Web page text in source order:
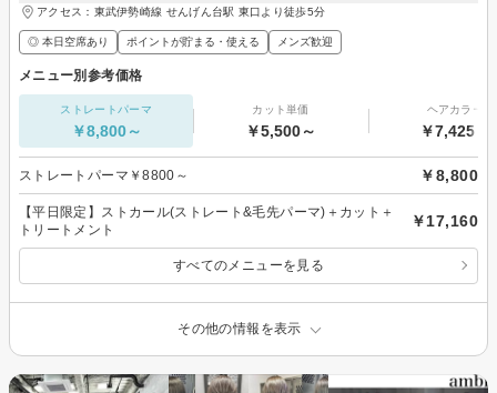
アクセス：東武伊勢崎線 せんげん台駅 東口より徒歩5分
◎ 本日空席あり ポイントが貯まる・使える メンズ歓迎
メニュー別参考価格
ストレートパーマ
￥8,800～
カット単価
￥5,500～
ヘアカラー
￥7,425～
ストレートパーマ￥8800～ ￥8,800
【平日限定】ストカール(ストレート&毛先パーマ)＋カット＋
トリートメント
￥17,160
すべてのメニューを見る
その他の情報を表示